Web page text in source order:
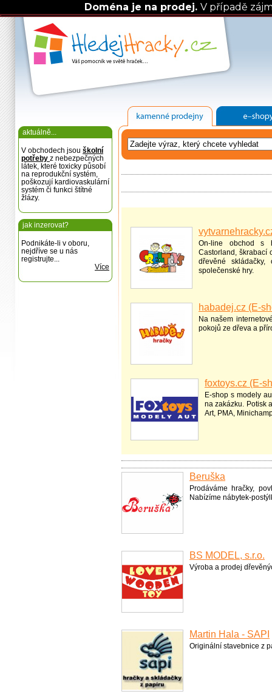
Doména je na prodej.V případě
aktuálně...
V obchodech jsou školní
potřeby z nebezpečných
látek, které toxicky působí
na reprodukční systém,
poškozují kardiovaskulární
systém či funkci štítné
žlázy.
jak inzerovat?
Podnikáte-li v oboru,
nejdříve se u nás
registrujte...
Více
On-line obchod s
Castorland, škrabací
dřevěné skládačky,
společenské hry.
habadej.cz (E-
Na našem
pokojů ze dřeva a
foxtoys.cz (E-
E-shop s modely
na zakázku. Potisk
Art, PMA,
Beruška
Prodáváme hračky,
Nabízíme nábytek-
BS MODEL, s.r.o.
Výroba a prodej
Martin Hala - SAPI
Originální stavebnice z